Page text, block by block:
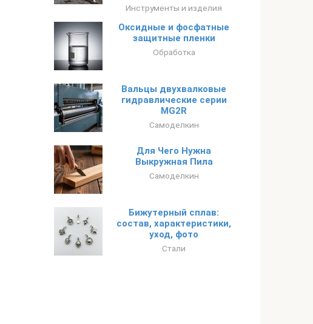
Инструменты и изделия
Оксидные и фосфатные
защитные пленки
Обработка
Вальцы двухвалковые
гидравлические серии
MG2R
Самоделкин
Для Чего Нужна
Выкружная Пила
Самоделкин
Бижутерный сплав:
состав, характеристики,
уход, фото
Стали